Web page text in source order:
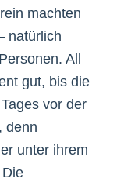
machten
natürlich
All
gut, bis die
vor der
denn
unter ihrem